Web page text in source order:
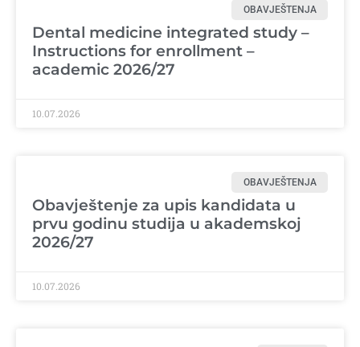
OBAVJEŠTENJA
Dental medicine integrated study –
Instructions for enrollment –
academic 2026/27
10.07.2026
OBAVJEŠTENJA
Obavještenje za upis kandidata u
prvu godinu studija u akademskoj
2026/27
10.07.2026